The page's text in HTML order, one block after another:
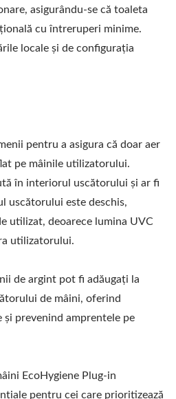
asigurându-se că toaleta
cu întreruperi minime.
locale și de configurația
pentru a asigura că doar aer
pe mâinile utilizatorului.
în interiorul uscătorului și ar fi
uscătorului este deschis,
utilizat, deoarece lumina UVC
utilizatorului.
de argint pot fi adăugați la
de mâini, oferind
prevenind amprentele pe
EcoHygiene Plug-in
pentru cei care prioritizează